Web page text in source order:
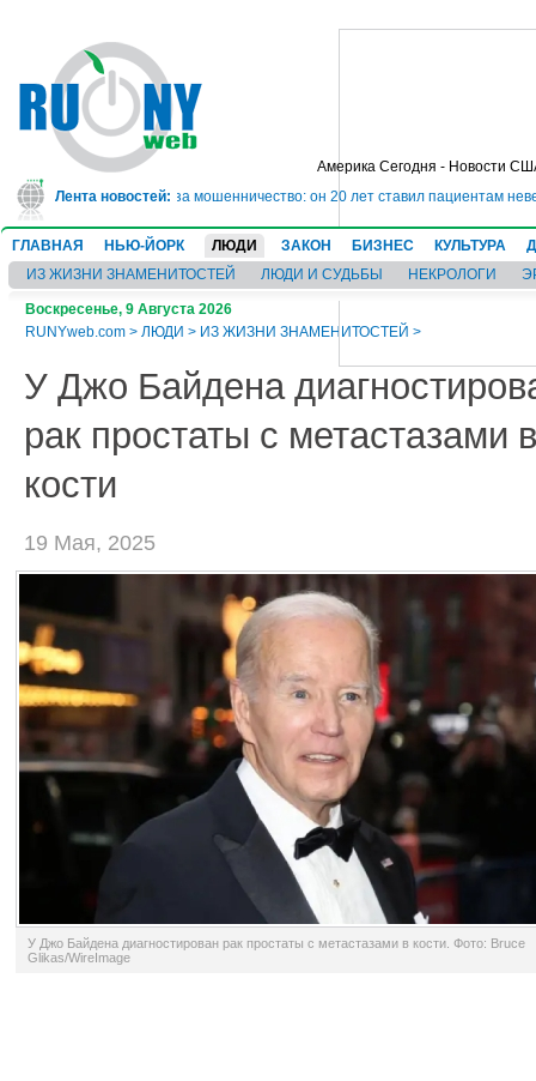
Америка Сегодня - Новости
Лента новостей:
в тюрьму на 10 лет за мошенничество: он 20 лет ставил пациентам
ГЛАВНАЯ НЬЮ-ЙОРК ЛЮДИ ЗАКОН БИЗНЕС КУЛЬТУРА
ИЗ ЖИЗНИ ЗНАМЕНИТОСТЕЙ
ЛЮДИ И СУДЬБЫ НЕКРОЛОГИ
Воскресенье, 9 Августа 2026
RUNYweb.com > ЛЮДИ > ИЗ ЖИЗНИ ЗНАМЕНИТОСТЕЙ >
У Джо Байдена
рак простаты с метастазами в
кости
19 Мая, 2025
У Джо Байдена диагностирован рак простаты с метастазами в кости. Фото: Bruce
Glikas/WireImage